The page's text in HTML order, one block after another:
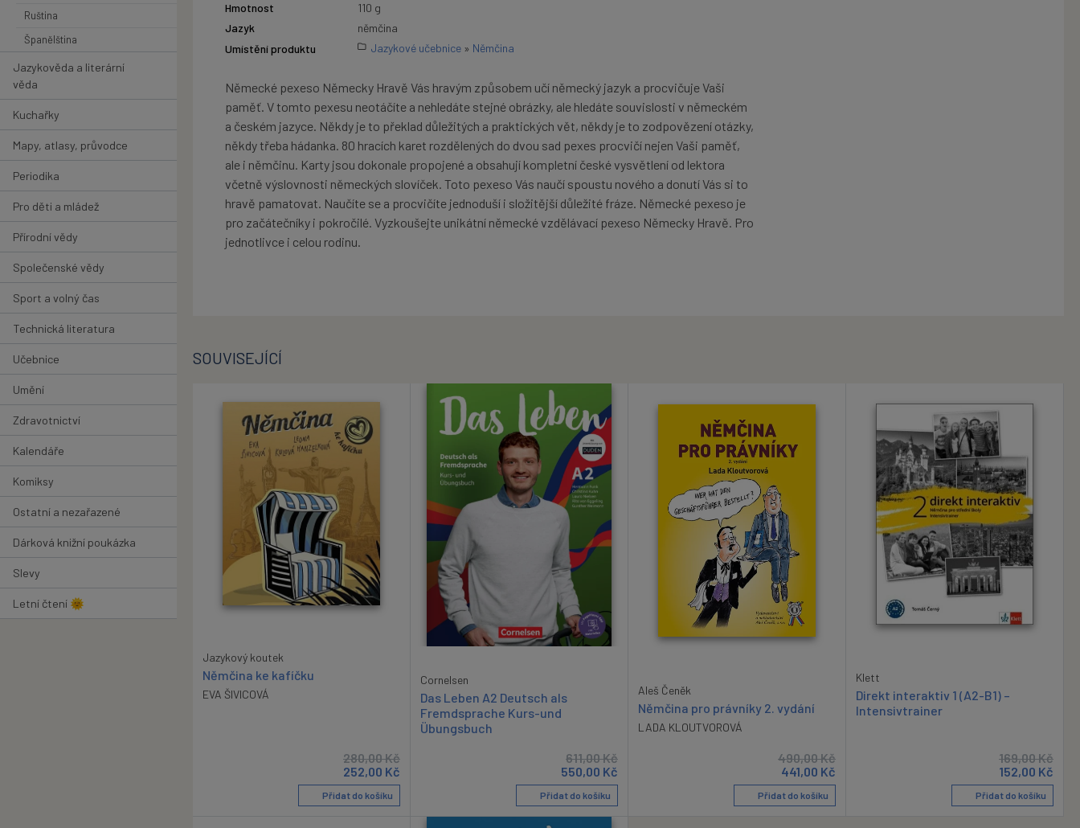
Ruština
Španělština
Jazykověda a literární
věda
Kuchařky
Mapy, atlasy, průvodce
Periodika
Pro děti a mládež
Přírodní vědy
Společenské vědy
Sport a volný čas
Technická literatura
Učebnice
Umění
Zdravotnictví
Kalendáře
Komiksy
Ostatní a nezařazené
Dárková knižní poukázka
Slevy
Letní čtení 🌞
Hmotnost
110 g
Jazyk
němčina
Umístění produktu
Jazykové učebnice » Němčina
Německé pexeso Německy Hravě Vás hravým způsobem učí německý jazyk a procvičuje Vaši
paměť. V tomto pexesu neotáčíte a nehledáte stejné obrázky, ale hledáte souvislosti v německém
a českém jazyce. Někdy je to překlad důležitých a praktických vět, někdy je to zodpovězení otázky,
někdy třeba hádanka. 80 hracích karet rozdělených do dvou sad pexes procvičí nejen Vaši paměť,
ale i němčinu. Karty jsou dokonale propojené a obsahují kompletní české vysvětlení od lektora
včetně výslovnosti německých slovíček. Toto pexeso Vás naučí spoustu nového a donutí Vás si to
hravě pamatovat. Naučíte se a procvičíte jednoduší i složitější důležité fráze. Německé pexeso je
pro začátečníky i pokročilé. Vyzkoušejte unikátní německé vzdělávací pexeso Německy Hravě. Pro
jednotlivce i celou rodinu.
SOUVISEJÍCÍ
Jazykový koutek
Němčina ke kafíčku
EVA ŠIVICOVÁ
280,00Kč
252,00 Kč
Přidat do košíku
Cornelsen
Das Leben A2 Deutsch als
Fremdsprache Kurs-und
Übungsbuch
611,00Kč
550,00 Kč
Přidat do košíku
Aleš Čeněk
Němčina pro právníky 2. vydání
LADA KLOUTVOROVÁ
490,00Kč
441,00 Kč
Přidat do košíku
Klett
Direkt interaktiv 1 (A2-B1) –
Intensivtrainer
169,00Kč
152,00 Kč
Přidat do košíku